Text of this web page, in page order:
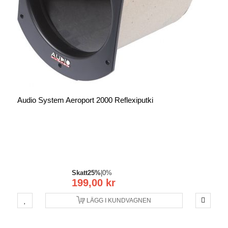
Audio System Aeroport 2000 Reflexiputki
199,00 kr
Skatt25%| 0%
LÄGG I KUNDVAGNEN